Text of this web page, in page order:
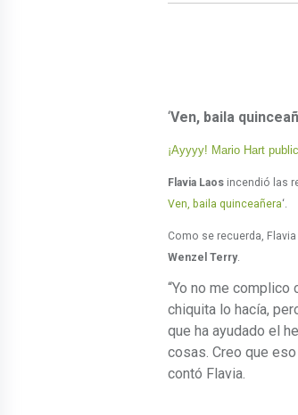
‘Ven, baila
¡Ayyyy! Mario Hart
Flavia Laos incendió las
Ven, baila quinceañera‘.
Como se recuerda,
Wenzel Terry.
“Yo no me complico
chiquita lo hacía,
que ha ayudado el
cosas. Creo que
contó Flavia.